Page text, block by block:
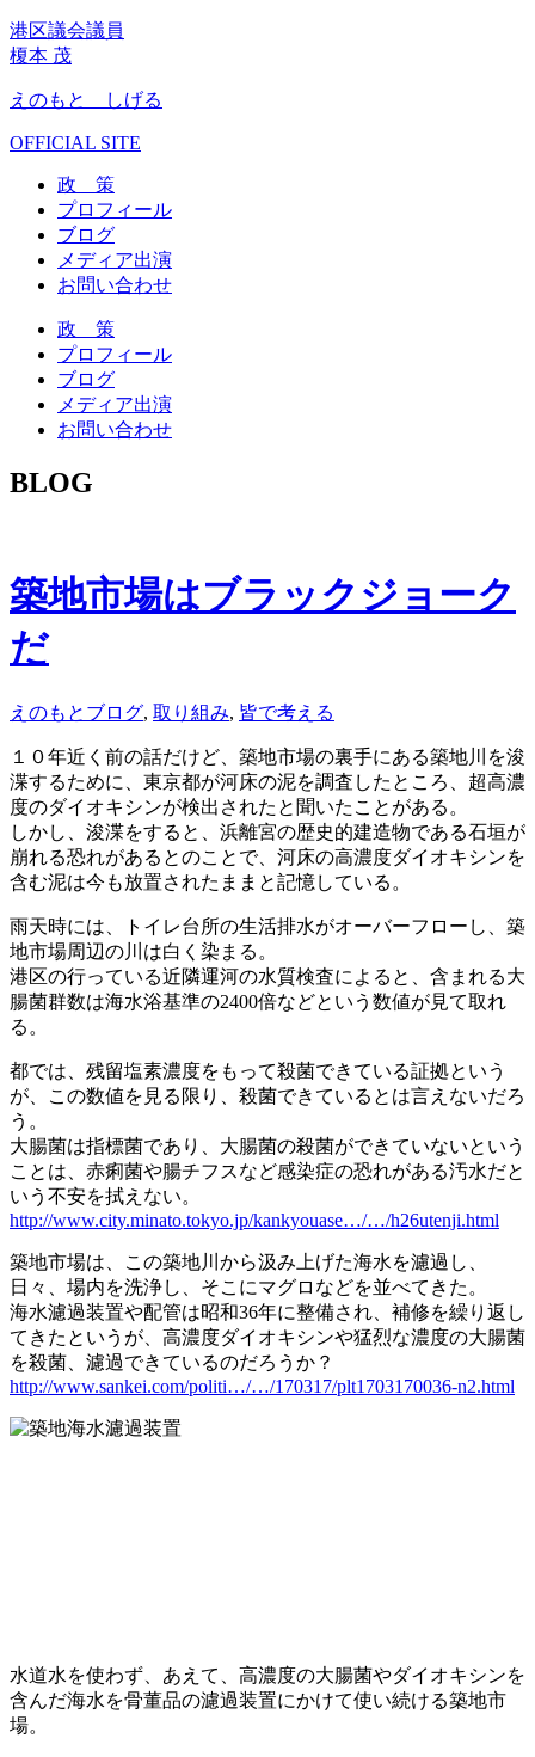
港区議会議員
榎本 茂
えのもと しげる
OFFICIAL SITE
政 策
プロフィール
ブログ
メディア出演
お問い合わせ
政 策
プロフィール
ブログ
メディア出演
お問い合わせ
BLOG
築地市場はブラックジョーク
だ
えのもとブログ, 取り組み, 皆で考える
１０年近く前の話だけど、築地市場の裏手にある築地川を浚
渫するために、東京都が河床の泥を調査したところ、超高濃
度のダイオキシンが検出されたと聞いたことがある。
しかし、浚渫をすると、浜離宮の歴史的建造物である石垣が
崩れる恐れがあるとのことで、河床の高濃度ダイオキシンを
含む泥は今も放置されたままと記憶している。
雨天時には、トイレ台所の生活排水がオーバーフローし、築
地市場周辺の川は白く染まる。
港区の行っている近隣運河の水質検査によると、含まれる大
腸菌群数は海水浴基準の2400倍などという数値が見て取れ
る。
都では、残留塩素濃度をもって殺菌できている証拠という
が、この数値を見る限り、殺菌できているとは言えないだろ
う。
大腸菌は指標菌であり、大腸菌の殺菌ができていないという
ことは、赤痢菌や腸チフスなど感染症の恐れがある汚水だと
いう不安を拭えない。
http://www.city.minato.tokyo.jp/kankyouase…/…/h26utenji.html
築地市場は、この築地川から汲み上げた海水を濾過し、
日々、場内を洗浄し、そこにマグロなどを並べてきた。
海水濾過装置や配管は昭和36年に整備され、補修を繰り返し
てきたというが、高濃度ダイオキシンや猛烈な濃度の大腸菌
を殺菌、濾過できているのだろうか？
http://www.sankei.com/politi…/…/170317/plt1703170036-n2.html
水道水を使わず、あえて、高濃度の大腸菌やダイオキシンを
含んだ海水を骨董品の濾過装置にかけて使い続ける築地市
場。